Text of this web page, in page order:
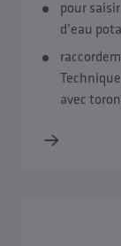
pour
d’eau
avec